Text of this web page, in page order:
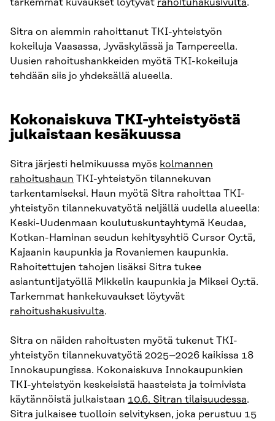
tarkemmat kuvaukset löytyvät rahoituhakusivulta.
Sitra on aiemmin rahoittanut TKI-yhteistyön
kokeiluja Vaasassa, Jyväskylässä ja Tampereella.
Uusien rahoitushankkeiden myötä TKI-kokeiluja
tehdään siis jo yhdeksällä alueella.
Kokonaiskuva TKI-yhteistyöstä
julkaistaan kesäkuussa
Sitra järjesti helmikuussa myös kolmannen
rahoitushaun TKI-yhteistyön tilannekuvan
tarkentamiseksi. Haun myötä Sitra rahoittaa TKI-
yhteistyön tilannekuvatyötä neljällä uudella alueella:
Keski-Uudenmaan koulutuskuntayhtymä Keudaa,
Kotkan-Haminan seudun kehitysyhtiö Cursor Oy:tä,
Kajaanin kaupunkia ja Rovaniemen kaupunkia.
Rahoitettujen tahojen lisäksi Sitra tukee
asiantuntijatyöllä Mikkelin kaupunkia ja Miksei Oy:tä.
Tarkemmat hankekuvaukset löytyvät
rahoitushakusivulta.
Sitra on näiden rahoitusten myötä tukenut TKI-
yhteistyön tilannekuvatyötä 2025–2026 kaikissa 18
Innokaupungissa. Kokonaiskuva Innokaupunkien
TKI-yhteistyön keskeisistä haasteista ja toimivista
käytännöistä julkaistaan 10.6. Sitran tilaisuudessa.
Sitra julkaisee tuolloin selvityksen, joka perustuu 15